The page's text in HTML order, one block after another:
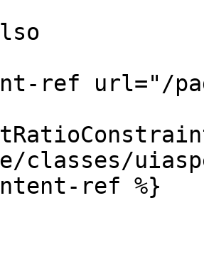
ref url="/
classes/